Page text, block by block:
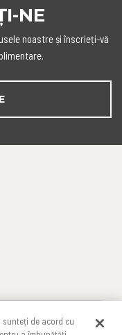
NE
noastre și înscrieți-vă
sunteți de acord cu